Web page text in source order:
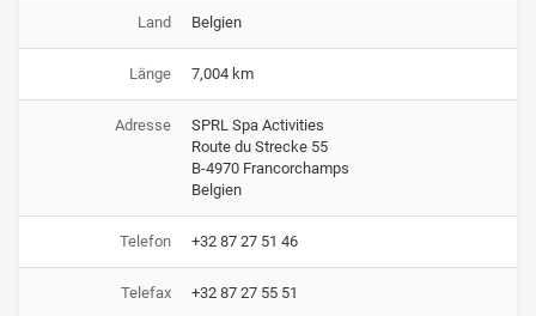
Land Belgien
Länge 7,004 km
Adresse
SPRL Spa Activities
Route du Strecke 55
B-4970 Francorchamps
Belgien
Telefon +32 87 27 51 46
Telefax +32 87 27 55 51